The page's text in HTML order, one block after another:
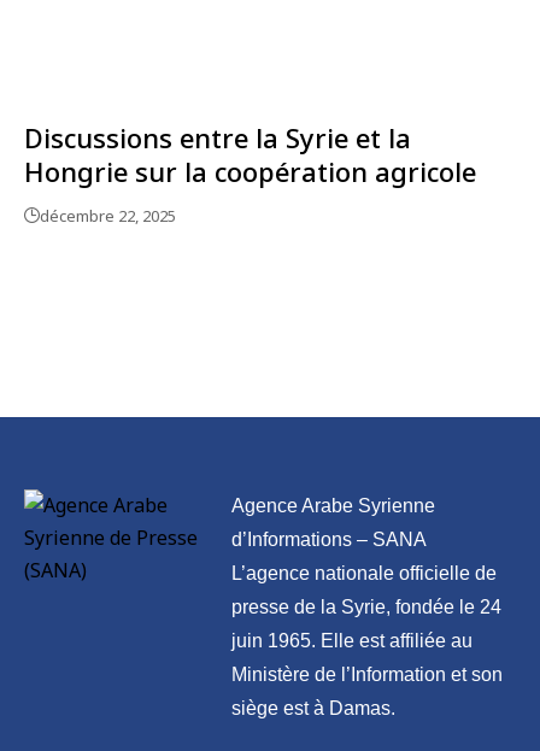
Discussions entre la Syrie et la
Hongrie sur la coopération agricole
décembre 22, 2025
Agence Arabe Syrienne
d’Informations – SANA
L’agence nationale officielle de
presse de la Syrie, fondée le 24
juin 1965. Elle est affiliée au
Ministère de l’Information et son
siège est à Damas.